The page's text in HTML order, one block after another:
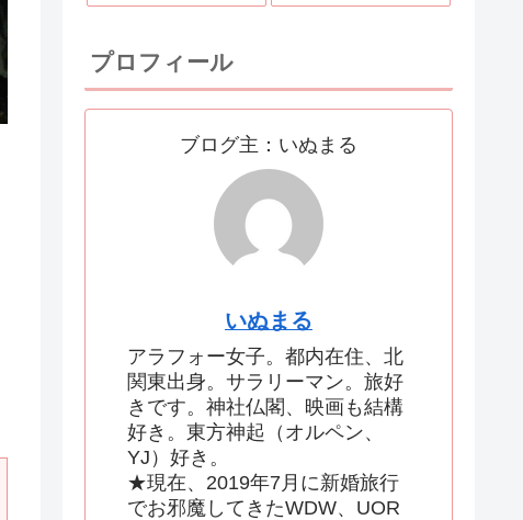
プロフィール
ブログ主：いぬまる
いぬまる
アラフォー女子。都内在住、北
関東出身。サラリーマン。旅好
きです。神社仏閣、映画も結構
好き。東方神起（オルペン、
YJ）好き。
★現在、2019年7月に新婚旅行
でお邪魔してきたWDW、UOR